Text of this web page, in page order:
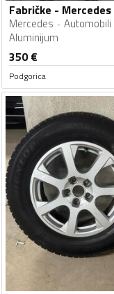
Mercedes
Automobili
Aluminijum
350€
Podgorica